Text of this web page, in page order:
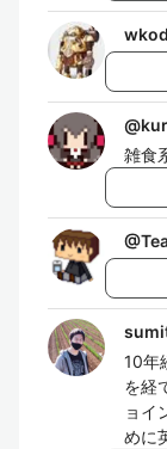
@
雑食
@
10年
を経
ョイ
めに